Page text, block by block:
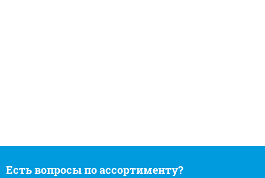
Есть вопросы по ассортименту?